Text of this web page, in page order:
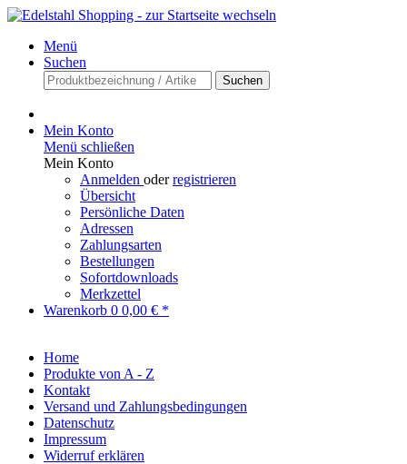
Menü
Suchen
Suchen
Mein Konto
Menü schließen
Mein Konto
Anmelden oderregistrieren
Übersicht
Persönliche Daten
Adressen
Zahlungsarten
Bestellungen
Sofortdownloads
Merkzettel
Warenkorb 0 0,00 € *
Home
Produkte von A - Z
Kontakt
Versand und Zahlungsbedingungen
Datenschutz
Impressum
Widerruf erklären